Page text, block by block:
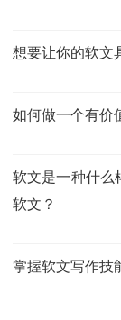
想要让你的软文
如何做一个有价
软文是一种什么
软文？
掌握软文写作技